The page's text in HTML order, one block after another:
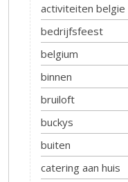
activiteiten belgie
bedrijfsfeest
belgium
binnen
bruiloft
buckys
buiten
catering aan huis